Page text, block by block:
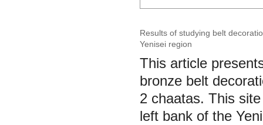
Results of studying belt
Yenisei region
This article
bronze belt
2 chaatas. This
left bank of the